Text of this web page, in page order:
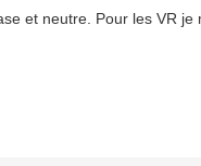
et neutre. Pour les VR je